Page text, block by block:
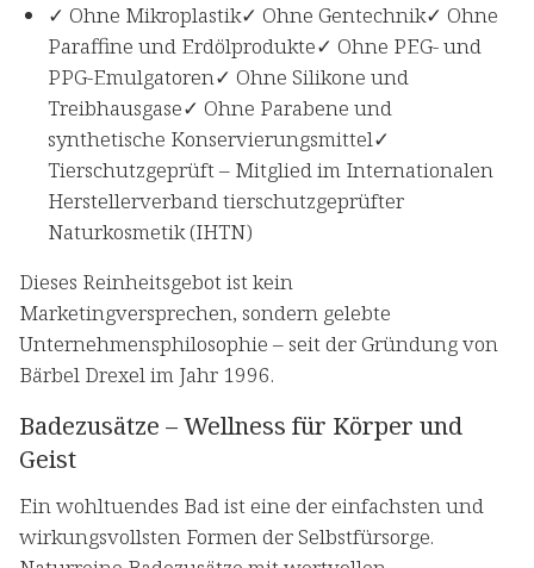
✓ Ohne Mikroplastik✓ Ohne Gentechnik✓ Ohne
Paraffine und Erdölprodukte✓ Ohne PEG- und
PPG-Emulgatoren✓ Ohne Silikone und
Treibhausgase✓ Ohne Parabene und
synthetische Konservierungsmittel✓
Tierschutzgeprüft – Mitglied im Internationalen
Herstellerverband tierschutzgeprüfter
Naturkosmetik (IHTN)
Dieses Reinheitsgebot ist kein
Marketingversprechen, sondern gelebte
Unternehmensphilosophie – seit der Gründung von
Bärbel Drexel im Jahr 1996.
Badezusätze – Wellness für Körper und
Geist
Ein wohltuendes Bad ist eine der einfachsten und
wirkungsvollsten Formen der Selbstfürsorge.